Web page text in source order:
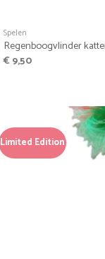
Spelen
Regenboogvlinder
€ 9,50
Limited Edition